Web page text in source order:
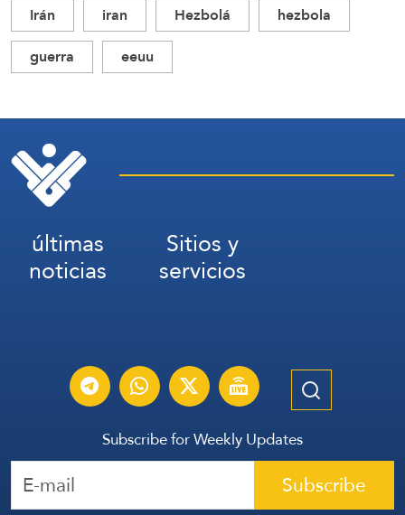
Irán
iran Hezbolá
hezbola
guerra
eeuu
últimas
noticias
Sitios y
servicios
Subscribe for Weekly Updates
Subscribe